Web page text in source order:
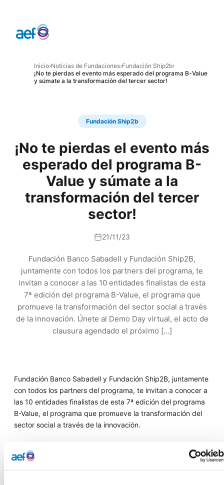
Inicio›Noticias de Fundaciones›Fundación Ship2b›
¡No te pierdas el evento más esperado del programa B-Value
y súmate a la transformación del tercer sector!
Fundación Ship2b
¡No te pierdas el evento más
esperado del programa B-
Value y súmate a la
transformación del tercer
sector!
21/11/23
Fundación Banco Sabadell y Fundación Ship2B,
juntamente con todos los partners del programa, te
invitan a conocer a las 10 entidades finalistas de esta
7ª edición del programa B-Value, el programa que
promueve la transformación del sector social a través
de la innovación. Únete al Demo Day virtual, el acto de
clausura agendado el próximo […]
Fundación Banco Sabadell y Fundación Ship2B, juntamente
con todos los partners del programa, te invitan a conocer a
las 10 entidades finalistas de esta 7ª edición del programa
B-Value, el programa que promueve la transformación del
sector social a través de la innovación.
próximo 14 de diciembre a las 17h, y asiste a la
presentación (tras meses de trabajo y formación) de los